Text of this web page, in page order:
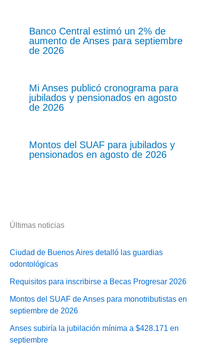
Banco Central estimó un 2% de
aumento de Anses para septiembre
de 2026
Mi Anses publicó cronograma para
jubilados y pensionados en agosto
de 2026
Montos del SUAF para jubilados y
pensionados en agosto de 2026
Últimas noticias
Ciudad de Buenos Aires detalló las guardias
odontológicas
Requisitos para inscribirse a Becas Progresar 2026
Montos del SUAF de Anses para monotributistas en
septiembre de 2026
Anses subiría la jubilación mínima a $428.171 en
septiembre